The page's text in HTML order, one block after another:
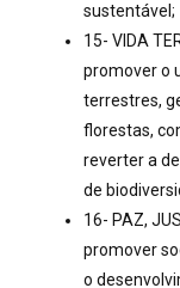
sustentável;
15- VIDA
promover o
terrestres,
florestas,
reverter a
de
16- PAZ,
promover
o